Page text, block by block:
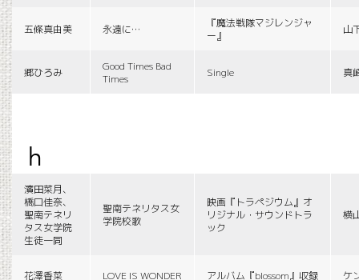
五條真由美 永遠に…
『魔法戦隊マジレンジャ
ー』
山
郷ひろみ
Good Times Bad
Times
Single 真
h
濱田菜月、
橋口佳奈、
聖南テネリ
タス女学院
生徒一同
聖南テネリタス女
学院校歌
映画『トラペジウム』オ
リジナル・サウンドトラ
ック
横
花澤香菜 LOVE IS WONDER アルバム『blossom』収録 ケ